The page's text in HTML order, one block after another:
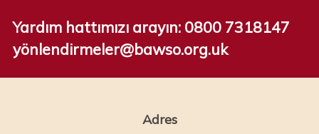
Yardım hattımızı arayın: 0800 7318147
yönlendirmeler@bawso.org.uk
Adres